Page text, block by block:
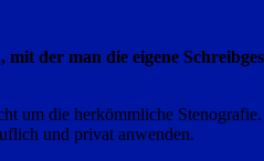
der man die eigene
um die herkömmliche
und privat anwenden.